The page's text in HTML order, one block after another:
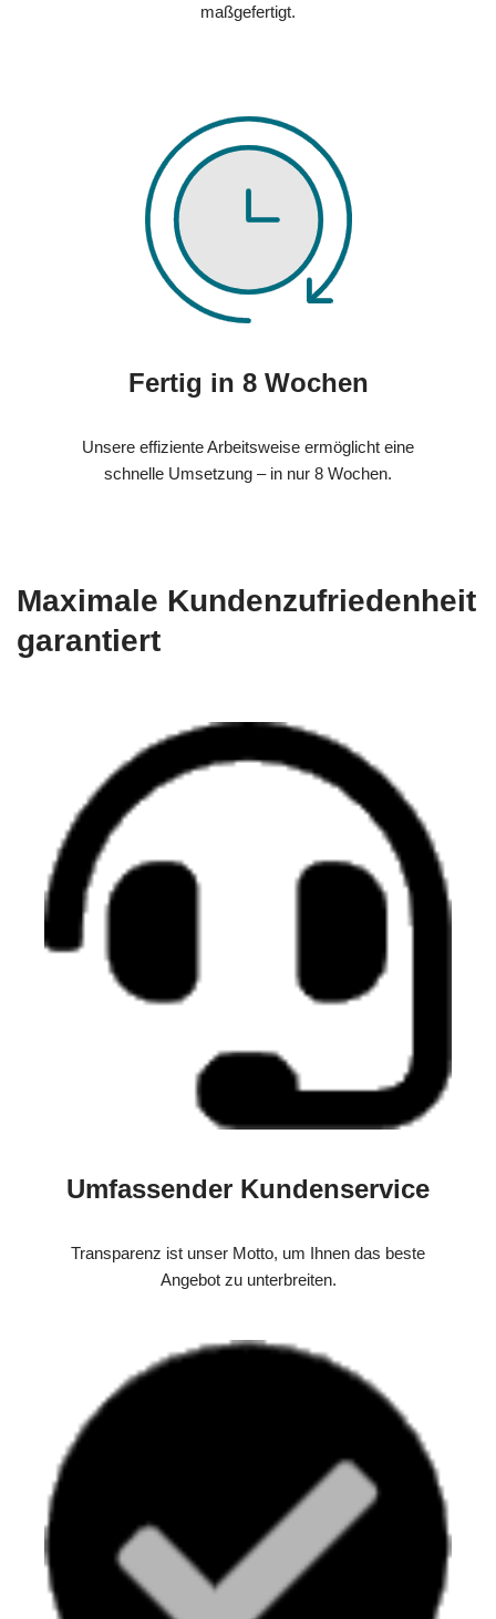
maßgefertigt.
Fertig in 8 Wochen
Unsere effiziente Arbeitsweise ermöglicht eine
schnelle Umsetzung – in nur 8 Wochen.
Maximale Kundenzufriedenheit
garantiert
Umfassender Kundenservice
Transparenz ist unser Motto, um Ihnen das beste
Angebot zu unterbreiten.